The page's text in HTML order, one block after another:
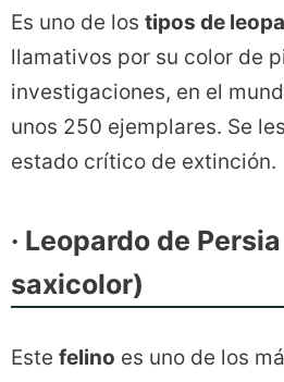
Es uno de los tipos de
llamativos por su color de
investigaciones, en el
unos 250 ejemplares. Se
estado crítico de extinción.
· Leopardo de
saxicolor)
Este felino es uno de los